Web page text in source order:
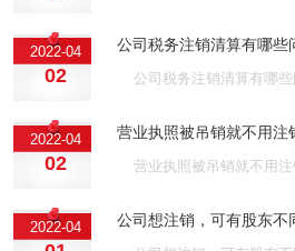
2022-04
02
公司税务注销清算有哪些
公司税务注销清算有哪些
2022-04
02
营业执照被吊销就不用注
2022-04 公司想注销，可有股东不